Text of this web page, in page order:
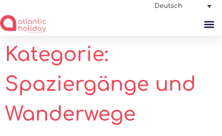
Deutsch
Kategorie:
Spaziergänge und
Wanderwege